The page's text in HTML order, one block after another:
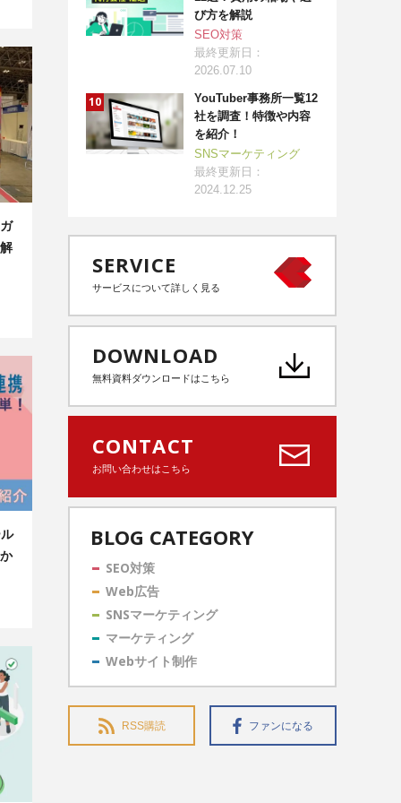
び方を解説
SEO対策
最終更新日：
2026.07.10
YouTuber事務所一覧12
社を調査！特徴や内容
を紹介！
SNSマーケティング
最終更新日：
2024.12.25
SERVICE
サービスについて詳しく見る
DOWNLOAD
無料資料ダウンロードはこちら
CONTACT
お問い合わせはこちら
BLOG CATEGORY
SEO対策
Web広告
SNSマーケティング
マーケティング
Webサイト制作
RSS購読 ファンになる